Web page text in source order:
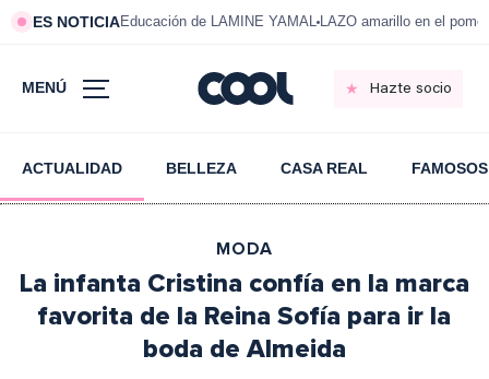
ES NOTICIAEducación de LAMINE YAMAL LAZO amarillo en el
MENÚ Hazte socio
ACTUALIDAD BELLEZA CASA REAL FAMOSOS
MODA
La infanta Cristina confía en la marca
favorita de la Reina Sofía para ir la
boda de Almeida